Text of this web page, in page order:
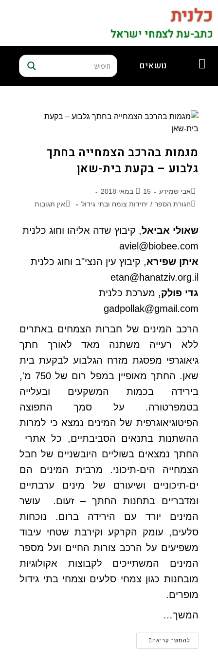
כלנית
כתב-עת לצמחי ישראל
נושאים
מגמות בהרכב הצמחייה בחתך
גלבוע – בקעת בית-שאן
אבי שמידע
15 במאי 2018
חגורת הספר / יחידות צומח ובתי גידול אין תגובות
שאולי אביאל, קיבוץ שדה אליהו וחוג כלנית
aviel@biobee.com
איתן שפירא, קיבוץ עין הנצי"ב וחוג כלנית
etan@hanatziv.org.il
גדי פולק, מערכת כלנית
gadpollak@gmail.com
הרכב המינים של חברות הצמחים באתרים
ללא רעייה משתנה מאד לאורך חתך
גיאוגרפי מפסגת מזרח הגלבוע לבקעת בית
שאן. החתך מאופיין במפל רום של 750 מ',
בירידה בכמות המשקעים ובעלייה
בטמפרטורה. על סמך התפוצה
הפיטוגיאוגרפית של המינים נמצא כי למרות
ההשתנות בתנאים הסביבתיים, כל אתרי
החתך נמצאים בשוליים היובשניים של חבל
הצמחייה הים-תיכוני. מרבית המינים הם
ים-תיכוניים ושיעורם של מינים ערבתיים
ומדבריים בתחנות החתך – זעום. עושר
המינים יורד עם הירידה ברום. נוכחות
סלעים, עומק הקרקע וקירבת שטחי עיבוד
משפיעים על הרכב צורות החיים ועל מספר
המינים המשתייכים לקבוצות אקולוגיות
מובחנות כגון צמחי סלעים וצמחי בתי גידול
מופרים.
המשך…
להמשך קריאה